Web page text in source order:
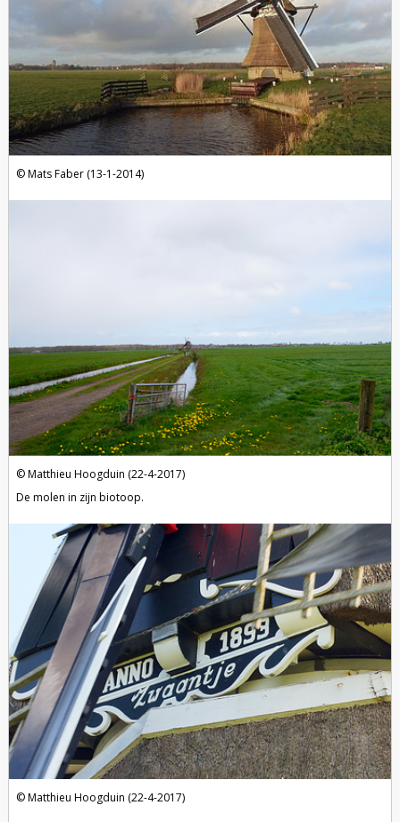
Mats Faber (13-1-2014)
Matthieu Hoogduin (22-4-2017)
De molen in zijn biotoop.
Matthieu Hoogduin (22-4-2017)